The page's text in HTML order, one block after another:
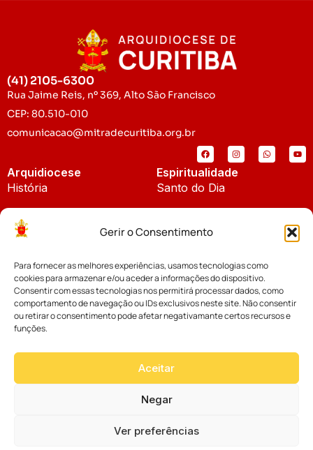
Gerir o Consentimento
Para fornecer as melhores experiências, usamos tecnologias como
cookies para armazenar e/ou aceder a informações do dispositivo.
Consentir com essas tecnologias nos permitirá processar dados, como
comportamento de navegação ou IDs exclusivos neste site. Não consentir
ou retirar o consentimento pode afetar negativamante certos recursos e
funções.
Aceitar
Negar
Ver preferências
(41) 2105-6300
Rua Jaime Reis, nº 369, Alto São Francisco
CEP: 80.510-010
comunicacao@mitradecuritiba.org.br
Arquidiocese
História
Padroeira
Espiritualidade
Santo do Dia
Notícias
Notícias da Arquidiocese
Notícias Cáritas
Palavra dos Bispos
Cúria Diocesana
Fundo Diocesano
Vicariatos da Educação
Eventos